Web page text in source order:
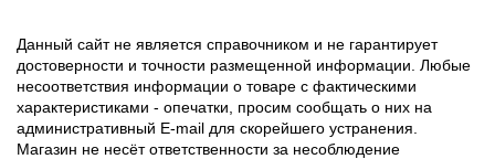
Данный сайт не является справочником и не гарантирует
достоверности и точности размещенной информации. Любые
несоответствия информации о товаре с фактическими
характеристиками - опечатки, просим сообщать о них на
административный E-mail для скорейшего устранения.
Магазин не несёт ответственности за несоблюдение